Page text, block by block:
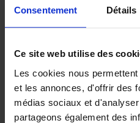
Consentement Détails
Ce site web utilise des
Les cookies nous
et les annonces, d'offrir des
médias sociaux et
partageons également des
Jochen Roef
Couverture